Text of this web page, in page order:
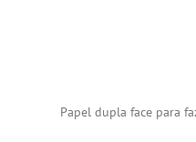
Papel dupla face para